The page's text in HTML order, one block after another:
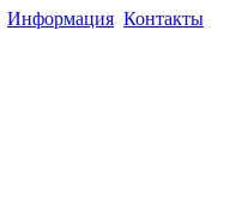
Информация Контакты